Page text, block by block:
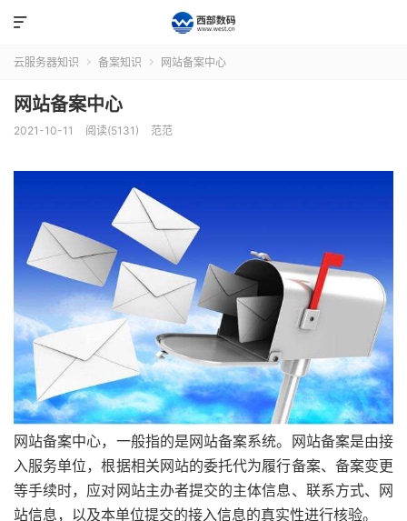

云服务器知识  备案知识  网站备案中心
网站备案中心
2021-10-11 阅读(5131) 范范
网站备案中心，一般指的是网站备案系统。网站备案是由接
入服务单位，根据相关网站的委托代为履行备案、备案变更
等手续时，应对网站主办者提交的主体信息、联系方式、网
站信息，以及本单位提交的接入信息的真实性进行核验。